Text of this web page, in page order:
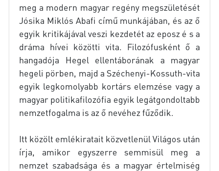
meg a modern magyar regény megszületését
Jósika Miklós Abafi című munkájában, és az ő
egyik kritikájával veszi kezdetét az eposz é s a
dráma hívei közötti vita. Filozófusként ő a
hangadója Hegel ellentáborának a magyar
hegeli pörben, majd a Széchenyi-Kossuth-vita
egyik legkomolyabb kortárs elemzése vagy a
magyar politikafilozófia egyik legátgondoltabb
nemzetfogalma is az ő nevéhez fűződik.
Itt közölt emlékiratait közvetlenül Világos után
írja, amikor egyszerre semmisül meg a
nemzet szabadsága és a magyar értelmiség